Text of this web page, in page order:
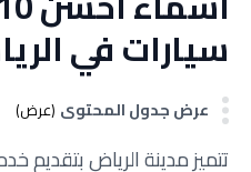
سيارات في
عرض جدول المحتوى (عرض)
تتميز مدينة الرياض بتقديم